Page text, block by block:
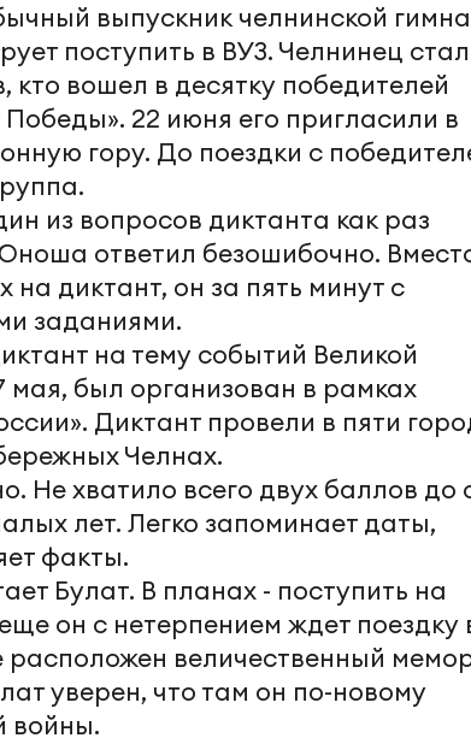
выпускник челнинской
поступить в ВУЗ. Челнинец стал
вошел в десятку победителей
22 июня его пригласили в
гору. До поездки с
из вопросов диктанта как раз
ответил безошибочно.
на диктант, он за пять минут с
заданиями.
на тему событий Великой
был организован в рамках
Диктант провели в пяти
Челнах.
Не хватило всего двух баллов до
лет. Легко запоминает даты,
факты.
Булат. В планах - поступить на
он с нетерпением ждет поездку
расположен величественный
уверен, что там он по-новому
войны.